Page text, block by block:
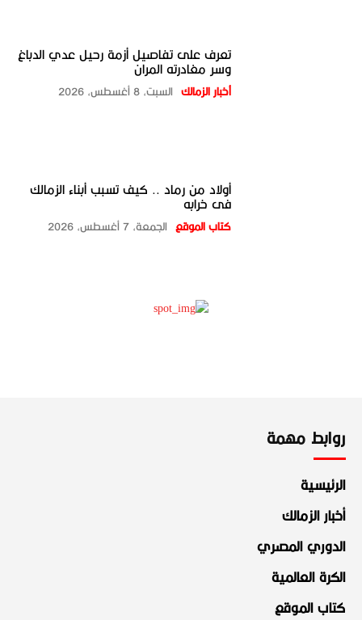
تعرف على تفاصيل أزمة رحيل عدي الدباغ
وسر مغادرته المران
أخبار الزمالك السبت، 8 أغسطس، 2026
أولاد من رماد .. كيف تسبب أبناء الزمالك
فى خرابه
كتاب الموقع الجمعة، 7 أغسطس، 2026
روابط مهمة
الرئيسية
أخبار الزمالك
الدوري المصري
الكرة العالمية
كتاب الموقع